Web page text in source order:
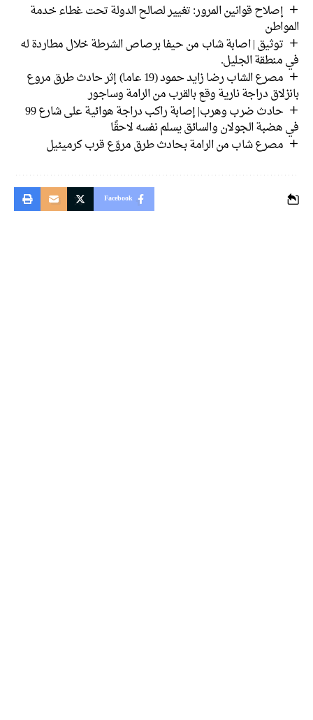
إصلاح قوانين المرور: تغيير لصالح الدولة تحت غطاء خدمة
توثيق | اصابة شاب من حيفا برصاص الشرطة خلال مطاردة له
الجليل.
مصرع الشاب رضا زايد حمود (19 عاما) إثر حادث طرق مروع
دراجة نارية وقع بالقرب من الرامة وساجور
حادث ضرب وهرب| إصابة راكب دراجة هوائية على شارع 99
الجولان والسائق يسلم نفسه لاحقًا
مصرع شاب من الرامة بحادث طرق مروّع قرب كرميئيل
Facebook